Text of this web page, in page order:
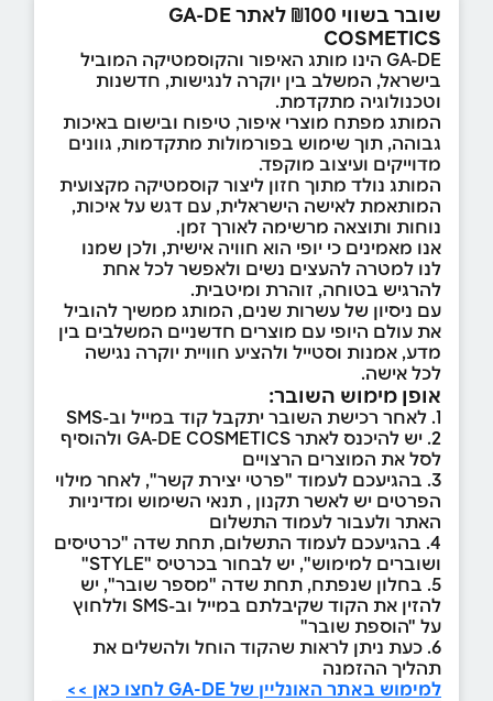
שובר בשווי ₪100 לאתר GA-DE
COSMETICS
GA-DE הינו מותג האיפור והקוסמטיקה המוביל
בישראל, המשלב בין יוקרה לנגישות, חדשנות
וטכנולוגיה מתקדמת.
המותג מפתח מוצרי איפור, טיפוח ובישום באיכות
גבוהה, תוך שימוש בפורמולות מתקדמות, גוונים
מדוייקים ועיצוב מוקפד.
המותג נולד מתוך חזון ליצור קוסמטיקה מקצועית
המותאמת לאישה הישראלית, עם דגש על איכות,
נוחות ותוצאה מרשימה לאורך זמן.
אנו מאמינים כי יופי הוא חוויה אישית, ולכן שמנו
לנו למטרה להעצים נשים ולאפשר לכל אחת
להרגיש בטוחה, זוהרת ומיטבית.
עם ניסיון של עשרות שנים, המותג ממשיך להוביל
את עולם היופי עם מוצרים חדשניים המשלבים בין
מדע, אמנות וסטייל ולהציע חוויית יוקרה נגישה
לכל אישה.
אופן מימוש השובר:
1. לאחר רכישת השובר יתקבל קוד במייל וב-SMS
2. יש להיכנס לאתר GA-DE COSMETICS ולהוסיף
לסל את המוצרים הרצויים
3. בהגיעכם לעמוד "פרטי יצירת קשר", לאחר מילוי
הפרטים יש לאשר תקנון , תנאי השימוש ומדיניות
האתר ולעבור לעמוד התשלום
4. בהגיעכם לעמוד התשלום, תחת שדה "כרטיסים
ושוברים למימוש", יש לבחור בכרטיס "STYLE"
5. בחלון שנפתח, תחת שדה "מספר שובר", יש
להזין את הקוד שקיבלתם במייל וב-SMS וללחוץ
על "הוספת שובר"
6. כעת ניתן לראות שהקוד הוחל ולהשלים את
תהליך ההזמנה
למימוש באתר האונליין של GA-DE לחצו כאן >>